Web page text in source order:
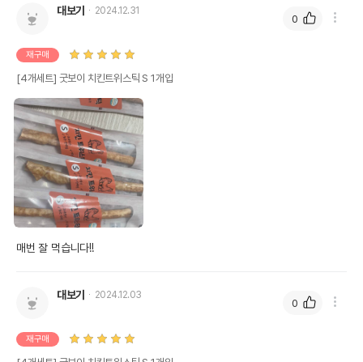
대보기 2024.12.31
재구매
[4개세트] 굿보이 치킨트위스틱 S 1개입
매번 잘 먹습니다!!
0
대보기 2024.12.03
재구매
0